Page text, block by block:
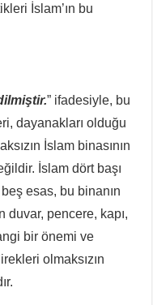
İslam’ın bu
” ifadesiyle, bu
dayanakları olduğu
İslam binasının
İslam dört başı
esas, bu binanın
duvar, pencere, kapı,
bir önemi ve
olmaksızın